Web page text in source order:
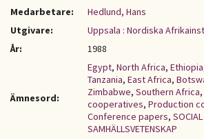
Medarbetare:
Hedlund, Hans
Utgivare:
Uppsala : Nordiska
År:
1988
Ämnesord:
Egypt, North Africa, Ethiopia
Tanzania, East Africa,
Zimbabwe, Southern Africa,
cooperatives, Production
Conference papers, SOCIAL
SAMHÄLLSVETENSKAP